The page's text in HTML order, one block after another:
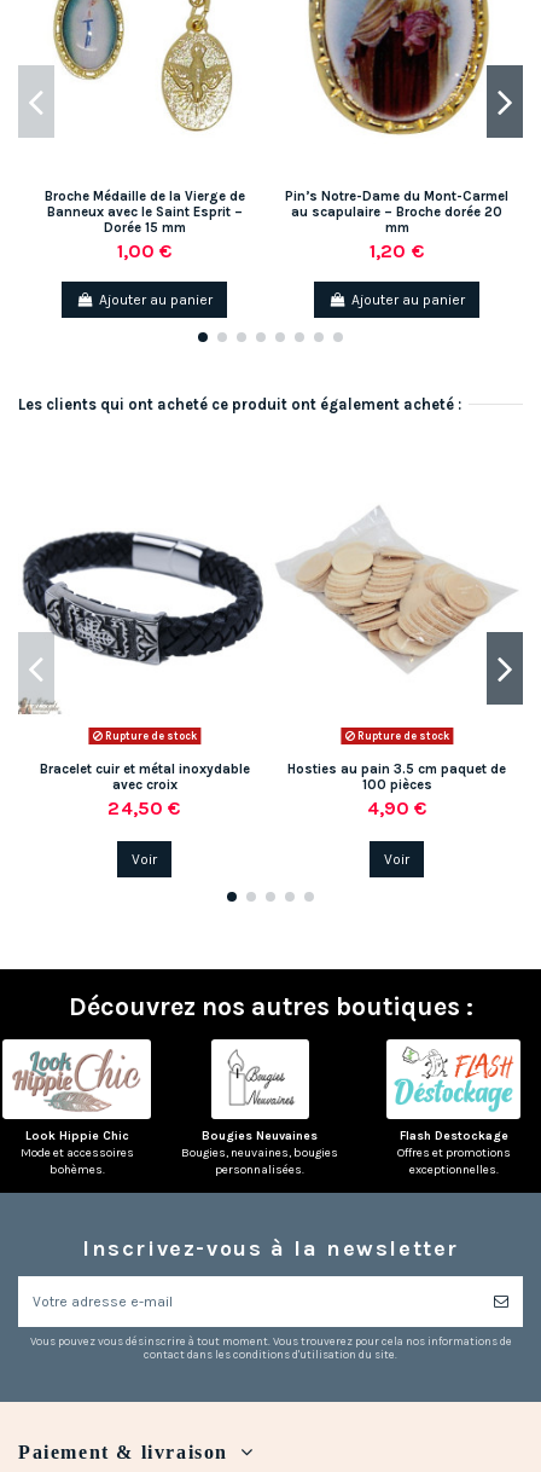
Broche Médaille de la Vierge de
Banneux avec le Saint Esprit –
Dorée 15 mm
1,00 €
Ajouter au panier
Pin’s Notre-Dame du Mont-Carmel
au scapulaire – Broche dorée 20
mm
1,20 €
Ajouter au panier
Les clients qui ont acheté ce produit ont également acheté :
Rupture de stock
Bracelet cuir et métal inoxydable
avec croix
24,50 €
Voir
Rupture de stock
Hosties au pain 3.5 cm paquet de
100 pièces
4,90 €
Voir
Découvrez nos autres boutiques :
Look Hippie Chic
Mode et accessoires
bohèmes.
Bougies Neuvaines
Bougies, neuvaines, bougies
personnalisées.
Flash Destockage
Offres et promotions
exceptionnelles.
Inscrivez-vous à la newsletter
Vous pouvez vous désinscrire à tout moment. Vous trouverez pour cela nos informations de
contact dans les conditions d'utilisation du site.
Paiement & livraison